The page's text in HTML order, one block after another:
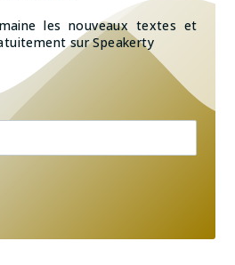
les nouveaux textes et
sur Speakerty